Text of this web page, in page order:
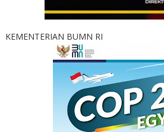
KEMENTERIAN BUMN RI